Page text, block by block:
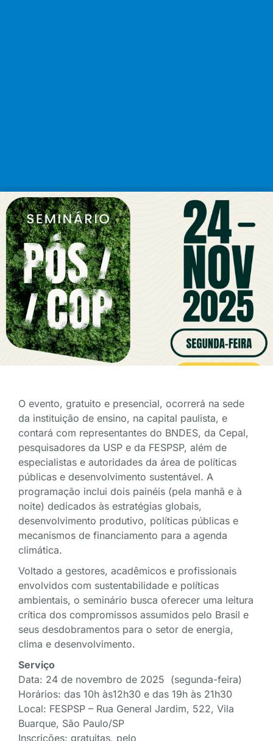
O evento, gratuito e presencial, ocorrerá na sede
da instituição de ensino, na capital paulista, e
contará com representantes do BNDES, da Cepal,
pesquisadores da USP e da FESPSP, além de
especialistas e autoridades da área de políticas
públicas e desenvolvimento sustentável. A
programação inclui dois painéis (pela manhã e à
noite) dedicados às estratégias globais,
desenvolvimento produtivo, políticas públicas e
mecanismos de financiamento para a agenda
climática.
Voltado a gestores, acadêmicos e profissionais
envolvidos com sustentabilidade e políticas
ambientais, o seminário busca oferecer uma leitura
crítica dos compromissos assumidos pelo Brasil e
seus desdobramentos para o setor de energia,
clima e desenvolvimento.
Serviço
Data: 24 de novembro de 2025 (segunda-feira)
Horários: das 10h às12h30 e das 19h às 21h30
Local: FESPSP – Rua General Jardim, 522, Vila
Buarque, São Paulo/SP
Inscrições: gratuitas, pelo